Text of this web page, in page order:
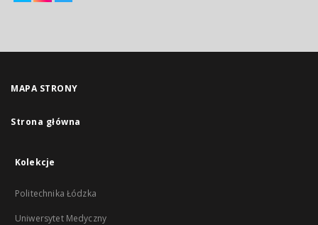
MAPA STRONY
Strona główna
Kolekcje
Politechnika Łódzka
Uniwersytet Medyczny